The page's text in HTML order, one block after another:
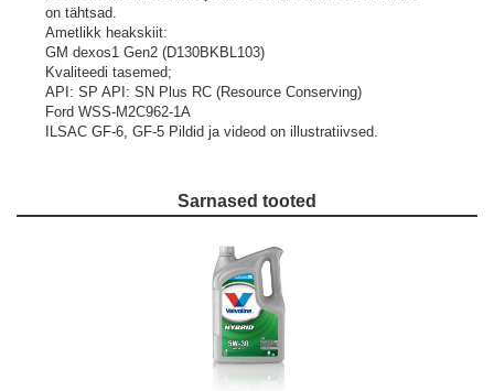
on tähtsad.
Ametlikk heakskiit:
GM dexos1 Gen2 (D130BKBL103)
Kvaliteedi tasemed;
API: SP API: SN Plus RC (Resource Conserving)
Ford WSS-M2C962-1A
ILSAC GF-6, GF-5 Pildid ja videod on illustratiivsed.
Sarnased tooted